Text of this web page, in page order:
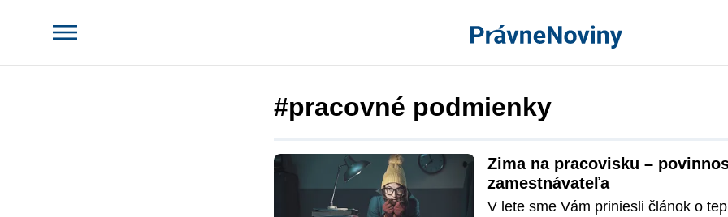
#pracovné podmienky
Zima na pracovisku –
zamestnávateľa
V lete sme Vám priniesli článok o